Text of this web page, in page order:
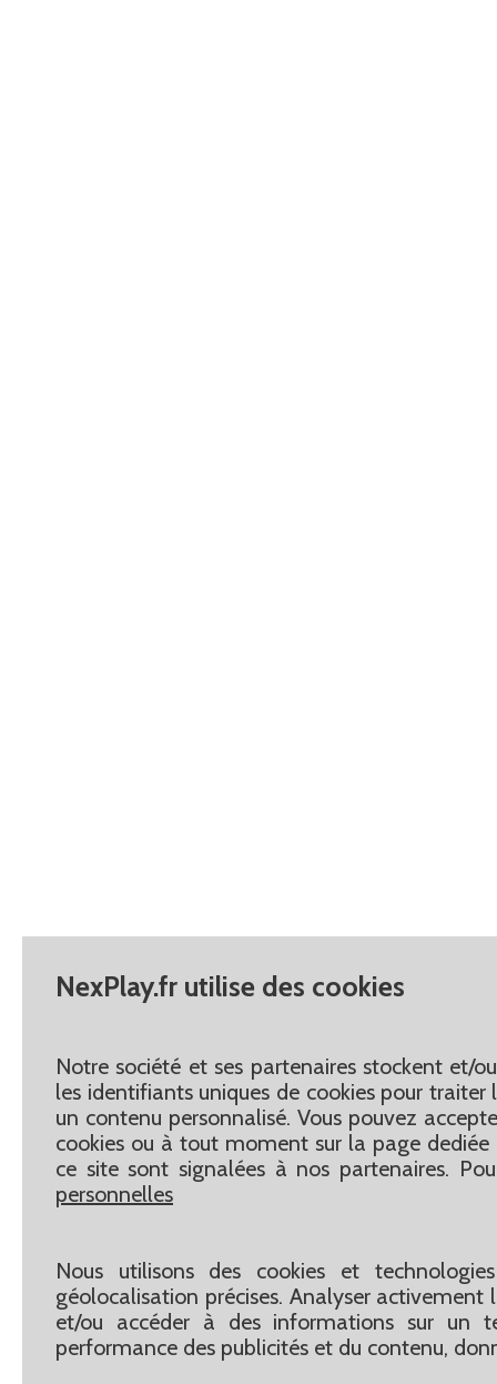
NexPlay.fr utilise des cookies
Notre société et ses partenaires stockent et/
les identifiants uniques de cookies pour
un contenu personnalisé. Vous pouvez
cookies ou à tout moment sur la page dediée
ce site sont signalées à nos partenaires.
personnelles
Nous utilisons des cookies et
géolocalisation précises. Analyser
et/ou accéder à des informations sur un
performance des publicités et du contenu,